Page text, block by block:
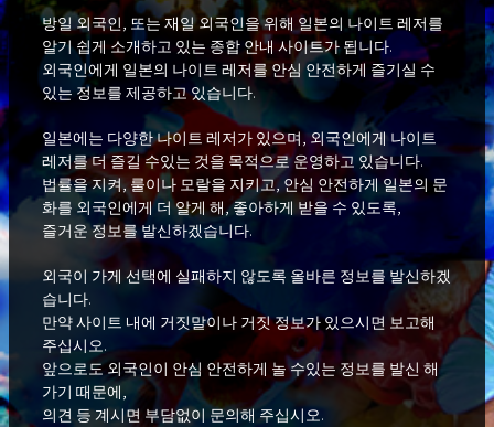
방일 외국인, 또는 재일 외국인을 위해 일본의 나이트 레저를
알기 쉽게 소개하고 있는 종합 안내 사이트가 됩니다.
외국인에게 일본의 나이트 레저를 안심 안전하게 즐기실 수
있는 정보를 제공하고 있습니다.
일본에는 다양한 나이트 레저가 있으며, 외국인에게 나이트
레저를 더 즐길 수있는 것을 목적으로 운영하고 있습니다.
법률을 지켜, 룰이나 모랄을 지키고, 안심 안전하게 일본의 문
화를 외국인에게 더 알게 해, 좋아하게 받을 수 있도록,
즐거운 정보를 발신하겠습니다.
외국이 가게 선택에 실패하지 않도록 올바른 정보를 발신하겠
습니다.
만약 사이트 내에 거짓말이나 거짓 정보가 있으시면 보고해
주십시오.
앞으로도 외국인이 안심 안전하게 놀 수있는 정보를 발신 해
가기 때문에,
의견 등 계시면 부담없이 문의해 주십시오.